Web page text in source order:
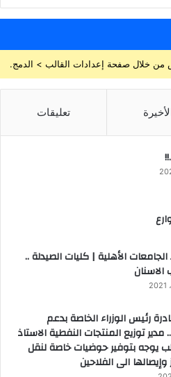
تعليقات
الأهلية | كليات الصيدلة ..
رئيس الوزراء الخاصة بدعم
مدير توزيع المنتجات النفطية الاستاذ
يوجه بتوفير حوضيات خاصة لنقل
وإيصالها الى الفلاحين